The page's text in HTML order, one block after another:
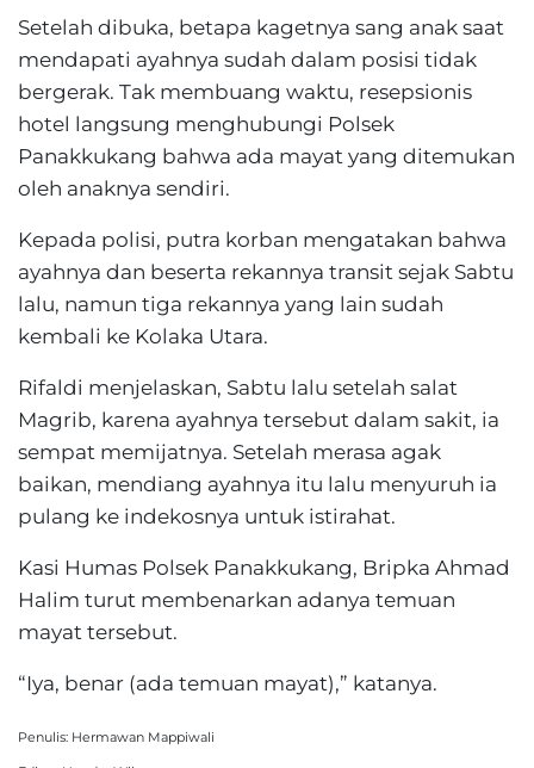
Setelah dibuka, betapa kagetnya sang anak saat
mendapati ayahnya sudah dalam posisi tidak
bergerak. Tak membuang waktu, resepsionis
hotel langsung menghubungi Polsek
Panakkukang bahwa ada mayat yang ditemukan
oleh anaknya sendiri.
Kepada polisi, putra korban mengatakan bahwa
ayahnya dan beserta rekannya transit sejak Sabtu
lalu, namun tiga rekannya yang lain sudah
kembali ke Kolaka Utara.
Rifaldi menjelaskan, Sabtu lalu setelah salat
Magrib, karena ayahnya tersebut dalam sakit, ia
sempat memijatnya. Setelah merasa agak
baikan, mendiang ayahnya itu lalu menyuruh ia
pulang ke indekosnya untuk istirahat.
Kasi Humas Polsek Panakkukang, Bripka Ahmad
Halim turut membenarkan adanya temuan
mayat tersebut.
“Iya, benar (ada temuan mayat),” katanya.
Penulis: Hermawan Mappiwali